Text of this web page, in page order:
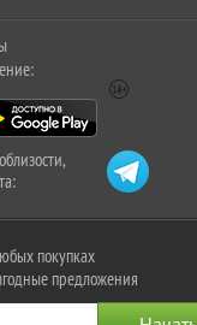
покупках
предложения